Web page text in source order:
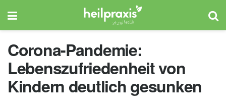
Corona-Pandemie:
Lebenszufriedenheit von
Kindern deutlich gesunken